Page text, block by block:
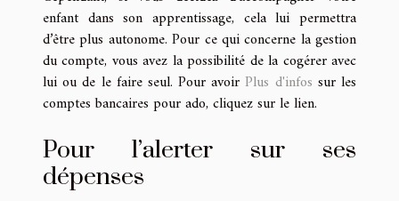
enfant dans son apprentissage, cela lui permettra
d’être plus autonome. Pour ce qui concerne la gestion
du compte, vous avez la possibilité de la cogérer avec
lui ou de le faire seul. Pour avoir Plus d'infos sur les
comptes bancaires pour ado, cliquez sur le lien.
Pour l’alerter sur ses
dépenses